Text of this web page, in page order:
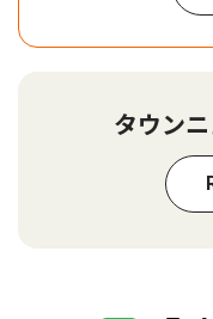
タウン